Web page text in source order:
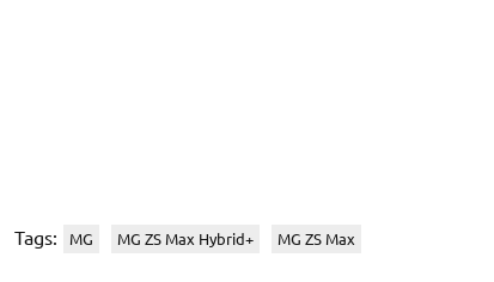
Tags: MG MG ZS Max Hybrid+ MG ZS Max